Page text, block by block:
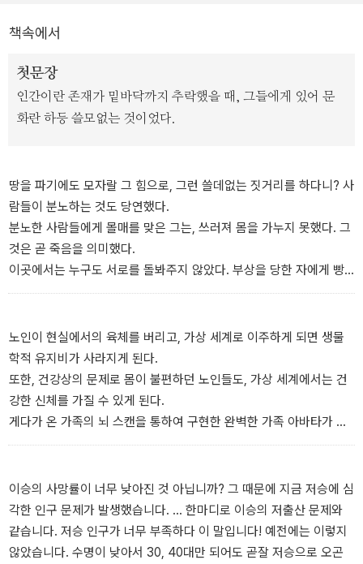
책속에서
첫문장
인간이란 존재가 밑바닥까지 추락했을 때, 그들에게 있어 문
화란 하등 쓸모없는 것이었다.
땅을 파기에도 모자랄 그 힘으로, 그런 쓸데없는 짓거리를 하다니? 사
람들이 분노하는 것도 당연했다.
분노한 사람들에게 몰매를 맞은 그는, 쓰러져 몸을 가누지 못했다. 그
것은 곧 죽음을 의미했다.
이곳에서는 누구도 서로를 돌봐주지 않았다. 부상을 당한 자에게 빵
을 나누지 않았다. 쓰러지면 그걸로 끝이었다.
쓰던 사람이든, 이곳에서 예술은 필요가 없었다.
인간이란 존재가 밑바닥까지 추락했을 때, 인간들에게 있어 예술은
하등 쓸모없는 것이었다.
지칠 대로 지친 이곳의 회색 인간들에겐 땅을 팔 수 있는 회색 몸뚱이
만이 가진 전부였고, 남들도 다 그래야만 했다.
노래를 부르는 것이었다.
- 「회색 인간」 중에서
노인이 현실에서의 육체를 버리고, 가상 세계로 이주하게 되면 생물
학적 유지비가 사라지게 된다.
또한, 건강상의 문제로 몸이 불편하던 노인들도, 가상 세계에서는 건
강한 신체를 가질 수 있게 된다.
게다가 온 가족의 뇌 스캔을 통하여 구현한 완벽한 가족 아바타가 함
께하기에, 노인들에게는 실제 현실과의 차이가 전혀 없었다. 오히려
- 「디지털 고려장」 중에서
이승의 사망률이 너무 낮아진 것 아닙니까? 그 때문에 지금 저승에 심
각한 인구 문제가 발생했습니다. … 한마디로 이승의 저출산 문제와
같습니다. 저승 인구가 너무 부족하다 이 말입니다! 예전에는 이렇지
않았습니다. 수명이 낮아서 30, 40대만 되어도 곧잘 저승으로 오곤